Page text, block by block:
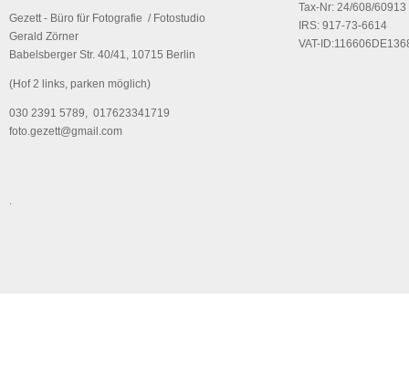
Gezett - Büro für Fotografie / Fotostudio
Gerald Zörner
Babelsberger Str. 40/41, 10715 Berlin
(Hof 2 links, parken möglich)
030 2391 5789, 017623341719
foto.gezett@gmail.com
Tax-Nr: 24/608/60913
IRS: 917-73-6614
VAT-
.